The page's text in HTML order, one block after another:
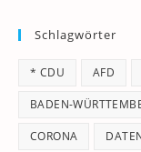
Schlagwörter
* CDU AFD
BADEN-
CORONA